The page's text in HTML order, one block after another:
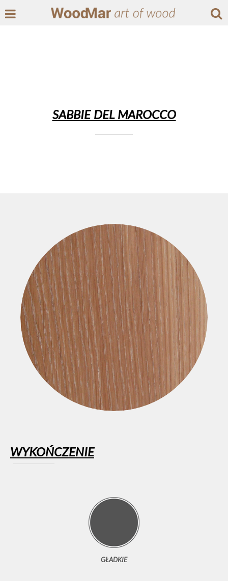
SABBIE DEL MAROCCO
WYKOŃCZENIE
GŁADKIE